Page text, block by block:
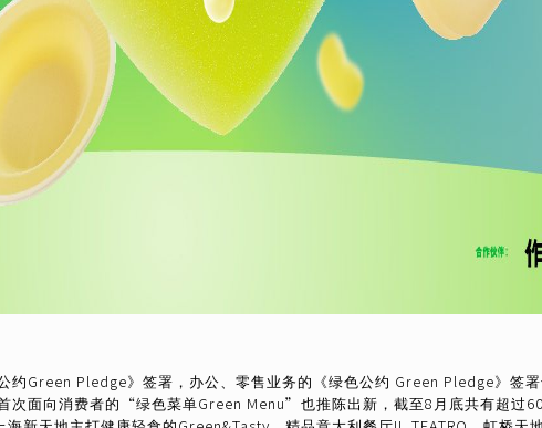
约Green Pledge》签署，办公、零售业务的《绿色公约 Green Pledge》签
次面向消费者的“绿色菜单Green Menu”也推陈出新，截至8月底共有超过